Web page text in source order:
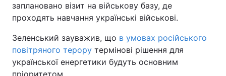
заплановано візит на військову базу, де
проходять навчання українські військові.
Зеленський зауважив, що в умовах російського
повітряного терору термінові рішення для
української енергетики будуть основним
пріоритетом.